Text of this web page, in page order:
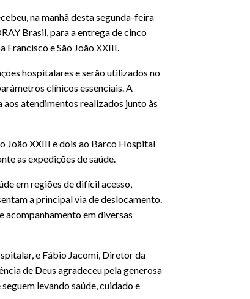
na manhã desta segunda-feira
Brasil, para a entrega de cinco
e São João XXIII.
hospitalares e serão utilizados no
clínicos essenciais. A
atendimentos realizados junto às
João XXIII e dois ao Barco Hospital
as expedições de saúde.
em regiões de difícil acesso,
a principal via de deslocamento.
acompanhamento em diversas
e Fábio Jacomi, Diretor da
de Deus agradeceu pela generosa
levando saúde, cuidado e